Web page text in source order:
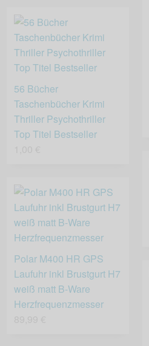
56 Bücher
Taschenbücher Krimi
Thriller Psychothriller
Top Titel Bestseller
Polar M400 HR GPS
Laufuhr inkl Brustgurt H7
weiß matt B-Ware
Herzfrequenzmesser